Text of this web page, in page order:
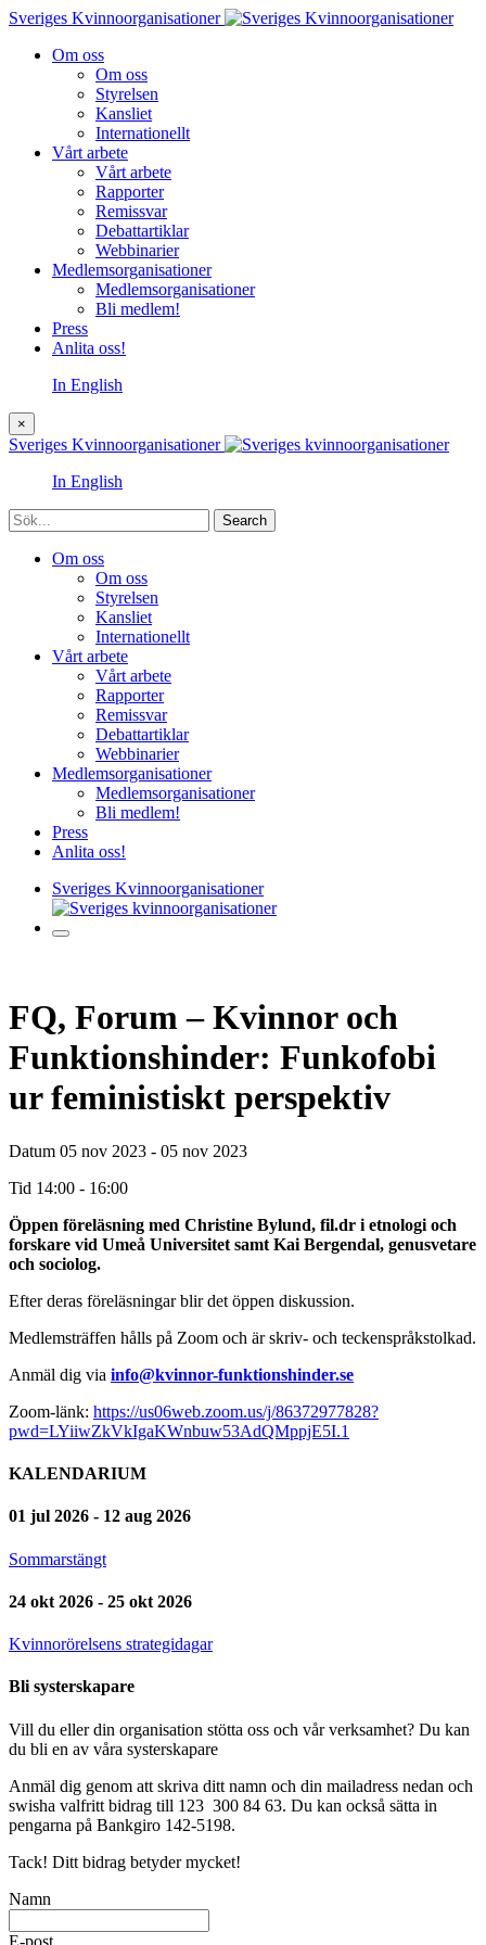
Sveriges Kvinnoorganisationer
Om oss
Om oss
Styrelsen
Kansliet
Internationellt
Vårt arbete
Vårt arbete
Rapporter
Remissvar
Debattartiklar
Webbinarier
Medlemsorganisationer
Medlemsorganisationer
Bli medlem!
Press
Anlita oss!
In English
×
Sveriges Kvinnoorganisationer
In English
Sök
Om oss
Om oss
Styrelsen
Kansliet
Internationellt
Vårt arbete
Vårt arbete
Rapporter
Remissvar
Debattartiklar
Webbinarier
Medlemsorganisationer
Medlemsorganisationer
Bli medlem!
Press
Anlita oss!
Sveriges Kvinnoorganisationer
FQ, Forum – Kvinnor och
Funktionshinder: Funkofobi
ur feministiskt perspektiv
Datum 05 nov 2023 - 05 nov 2023
Tid 14:00 - 16:00
Öppen föreläsning med Christine Bylund, fil.dr i etnologi och
forskare vid Umeå Universitet samt Kai Bergendal, genusvetare
och sociolog.
Efter deras föreläsningar blir det öppen diskussion.
Medlemsträffen hålls på Zoom och är skriv- och teckenspråkstolkad.
Anmäl dig via info@kvinnor-funktionshinder.se
Zoom-länk: https://us06web.zoom.us/j/86372977828?
pwd=LYiiwZkVkIgaKWnbuw53AdQMppjE5I.1
KALENDARIUM
01 jul 2026 - 12 aug 2026
Sommarstängt
24 okt 2026 - 25 okt 2026
Kvinnorörelsens strategidagar
Bli systerskapare
Vill du eller din organisation stötta oss och vår verksamhet? Du kan
du bli en av våra systerskapare
Anmäl dig genom att skriva ditt namn och din mailadress nedan och
swisha valfritt bidrag till 123 300 84 63. Du kan också sätta in
pengarna på Bankgiro 142-5198.
Tack! Ditt bidrag betyder mycket!
Namn
E-post